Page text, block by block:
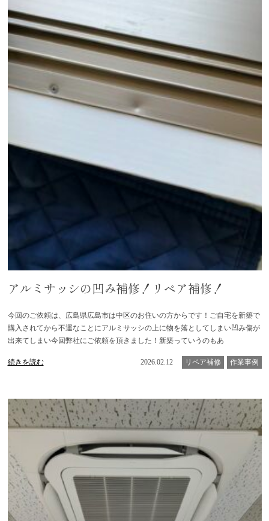
アルミサッシの凹み補修！リペア補修！
今回のご依頼は、広島県広島市は中区のお住いの方からです！ご自宅を新築で
購入されてから不運なことにアルミサッシの上に物を落としてしまい凹み傷が
出来てしまい今回弊社にご依頼を頂きました！新築っていうのもあ
続きを読む 2026.02.12 リペア補修 作業事例